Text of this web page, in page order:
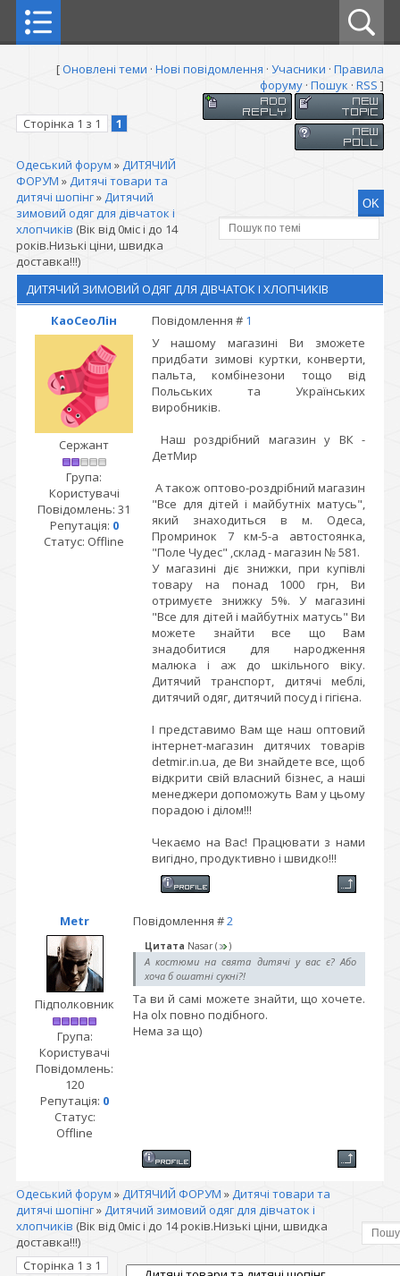
[Оновлені теми · Нові повідомлення · Учасники · Правила
форуму · Пошук · RSS ]
Сторінка 1 з 1 1
Одеський форум »ДИТЯЧИЙ
ФОРУМ »Дитячі товари та
дитячі шопінг»Дитячий
зимовий одяг для дівчаток і
хлопчиків (Вік від 0міс і до 14
років.Низькі ціни, швидка
доставка!!!)
ДИТЯЧИЙ ЗИМОВИЙ ОДЯГ ДЛЯ ДІВЧАТОК І ХЛОПЧИКІВ
КаоСеоЛін
Повідомлення # 1
Сержант
Група:
Користувачі
Повідомлень: 31
Репутація: 0
Статус: Offline
У нашому магазині Ви зможете
придбати зимові куртки, конверти,
пальта, комбінезони тощо від
Польських та Українських
виробників.
Наш роздрібний магазин у ВК -
ДетМир
А також оптово-роздрібний магазин
"Все для дітей і майбутніх матусь",
який знаходиться в м. Одеса,
Промринок 7 км-5-а автостоянка,
"Поле Чудес" ,склад - магазин № 581.
У магазині діє знижки, при купівлі
товару на понад 1000 грн, Ви
отримуєте знижку 5%. У магазині
"Все для дітей і майбутніх матусь" Ви
можете знайти все що Вам
знадобитися для народження
малюка і аж до шкільного віку.
Дитячий транспорт, дитячі меблі,
дитячий одяг, дитячий посуд і гігієна.
І представимо Вам ще наш оптовий
інтернет-магазин дитячих товарів
detmir.in.ua, де Ви знайдете все, щоб
відкрити свій власний бізнес, а наші
менеджери допоможуть Вам у цьому
порадою і ділом!!!
Чекаємо на Вас! Працювати з нами
вигідно, продуктивно і швидко!!!
Metr Повідомлення #2
Підполковник
Група:
Користувачі
Повідомлень:
120
Репутація: 0
Статус:
Offline
Цитата Nasar( )
А костюми на свята дитячі у вас є? Або
хоча б ошатні сукні?!
Та ви й самі можете знайти, що хочете.
На olx повно подібного.
Нема за що)
Одеський форум »ДИТЯЧИЙ ФОРУМ »Дитячі товари та
дитячі шопінг»Дитячий зимовий одяг для дівчаток і
хлопчиків (Вік від 0міс і до 14 років.Низькі ціни, швидка
доставка!!!)
Сторінка 1 з 1